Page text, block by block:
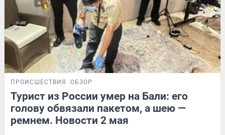
ПРОИСШЕСТВИЯ ОБЗОР
Турист из России умер на Бали: его
голову обвязали пакетом, а шею —
ремнем. Новости 2 мая